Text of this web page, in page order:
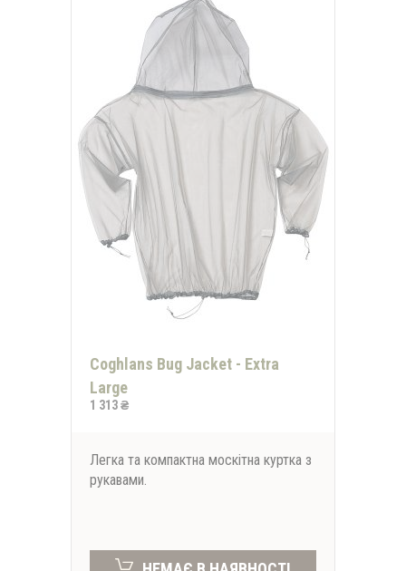
Coghlans Bug Jacket - Extra
Large
1 313 ₴
Легка та компактна москітна куртка з
рукавами.